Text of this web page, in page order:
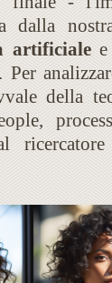
dalla
artificialee
della